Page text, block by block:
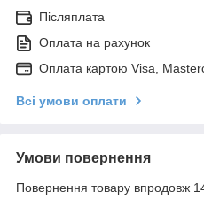
Післяплата
Оплата на рахунок
Оплата картою Visa,
Всі умови оплати
Умови повернення
Повернення товару впродовж